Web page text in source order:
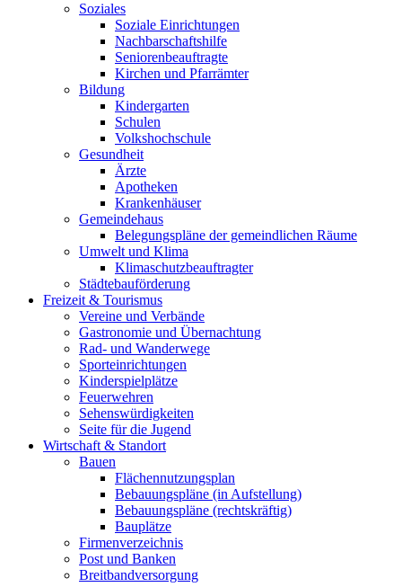
Soziales
Soziale Einrichtungen
Nachbarschaftshilfe
Seniorenbeauftragte
Kirchen und Pfarrämter
Bildung
Kindergarten
Schulen
Volkshochschule
Gesundheit
Ärzte
Apotheken
Krankenhäuser
Gemeindehaus
Belegungspläne der gemeindlichen Räume
Umwelt und Klima
Klimaschutzbeauftragter
Städtebauförderung
Freizeit & Tourismus
Vereine und Verbände
Gastronomie und Übernachtung
Rad- und Wanderwege
Sporteinrichtungen
Kinderspielplätze
Feuerwehren
Sehenswürdigkeiten
Seite für die Jugend
Wirtschaft & Standort
Bauen
Flächennutzungsplan
Bebauungspläne (in Aufstellung)
Bebauungspläne (rechtskräftig)
Bauplätze
Firmenverzeichnis
Post und Banken
Breitbandversorgung